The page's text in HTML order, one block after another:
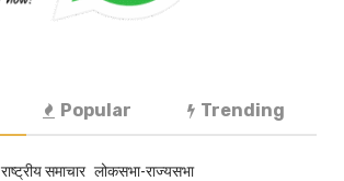
Popular Trending
राष्ट्रीय समाचार लोकसभा-राज्यसभा